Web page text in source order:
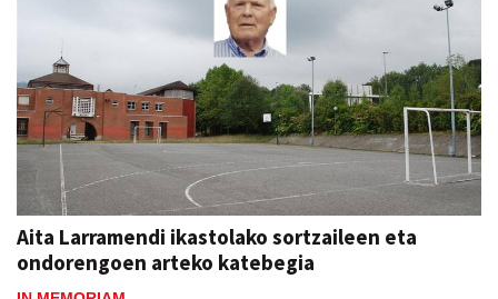
Aita Larramendi ikastolako sortzaileen eta
ondorengoen arteko katebegia